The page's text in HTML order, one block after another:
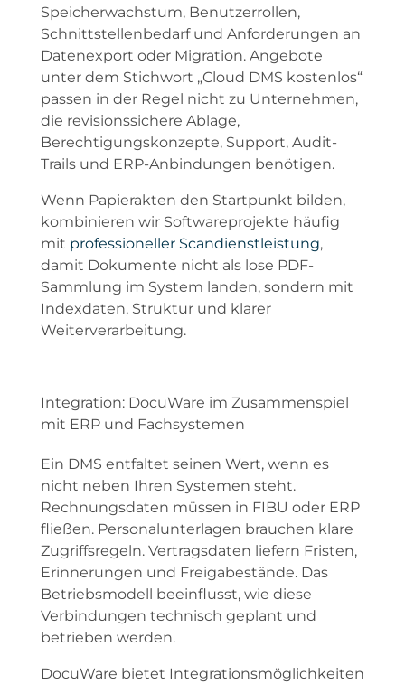
Speicherwachstum, Benutzerrollen,
Schnittstellenbedarf und Anforderungen an
Datenexport oder Migration. Angebote
unter dem Stichwort „Cloud DMS kostenlos“
passen in der Regel nicht zu Unternehmen,
die revisionssichere Ablage,
Berechtigungskonzepte, Support, Audit-
Trails und ERP-Anbindungen benötigen.
Wenn Papierakten den Startpunkt bilden,
kombinieren wir Softwareprojekte häufig
mit professioneller Scandienstleistung,
damit Dokumente nicht als lose PDF-
Sammlung im System landen, sondern mit
Indexdaten, Struktur und klarer
Weiterverarbeitung.
Integration: DocuWare im Zusammenspiel
mit ERP und Fachsystemen
Ein DMS entfaltet seinen Wert, wenn es
nicht neben Ihren Systemen steht.
Rechnungsdaten müssen in FIBU oder ERP
fließen. Personalunterlagen brauchen klare
Zugriffsregeln. Vertragsdaten liefern Fristen,
Erinnerungen und Freigabestände. Das
Betriebsmodell beeinflusst, wie diese
Verbindungen technisch geplant und
betrieben werden.
DocuWare bietet Integrationsmöglichkeiten